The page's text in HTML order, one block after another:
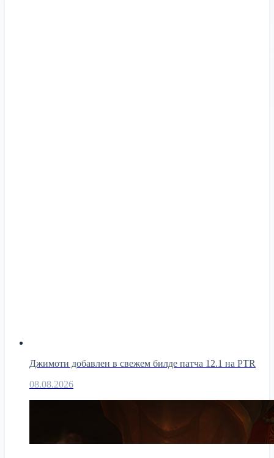
Джимоти добавлен в свежем билде патча 12.1 на PTR
08.08.2026